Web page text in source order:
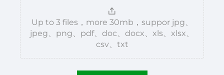
Up to 3 files，more 30mb，suppor jpg、
jpeg、png、pdf、doc、docx、xls、xlsx、
csv、txt